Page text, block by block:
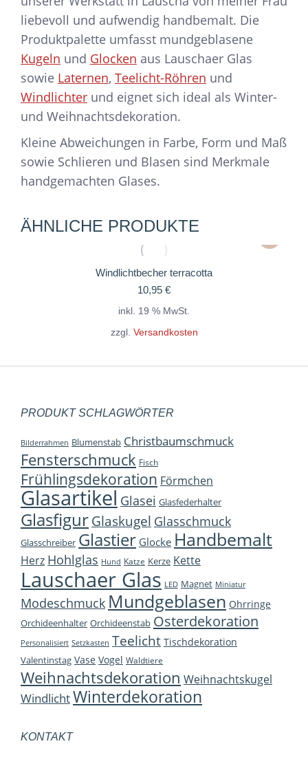
liebevoll und aufwendig handbemalt. Die
Produktpalette umfasst mundgeblasene
Kugeln und Glocken aus Lauschaer Glas
sowie Laternen, Teelicht-Röhren und
Windlichter und eignet sich ideal als Winter-
und Weihnachtsdekoration.
Kleine Abweichungen in Farbe, Form und Maß
sowie Schlieren und Blasen sind Merkmale
handgemachten Glases.
ÄHNLICHE PRODUKTE
Windlichtbecher terracotta
10,95 €
inkl. 19 % MwSt.
zzgl. Versandkosten
PRODUKT SCHLAGWÖRTER
Bilderrahmen Blumenstab Christbaumschmuck
Fensterschmuck Fisch
Frühlingsdekoration Förmchen
Glasartikel Glasei Glasfederhalter
Glasfigur Glaskugel Glasschmuck
Glasschreiber Glastier Glocke Handbemalt
Herz Hohlglas Hund Katze Kerze Kette
Lauschaer Glas LED Magnet Miniatur
Modeschmuck Mundgeblasen Ohrringe
Orchideenhalter Orchideenstab Osterdekoration
Personalisiert Setzkasten Teelicht Tischdekoration
Valentinstag Vase Vogel Waldtiere
Weihnachtsdekoration Weihnachtskugel
WindlichtWinterdekoration
KONTAKT